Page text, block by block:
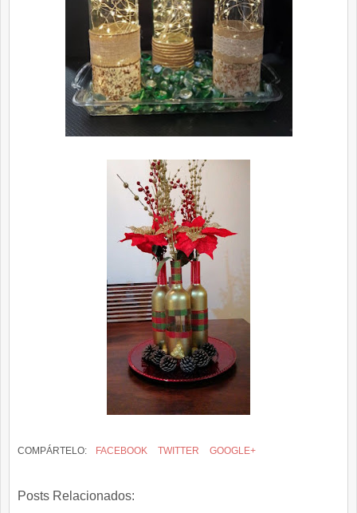
COMPÁRTELO: FACEBOOK TWITTER GOOGLE+
Posts Relacionados: